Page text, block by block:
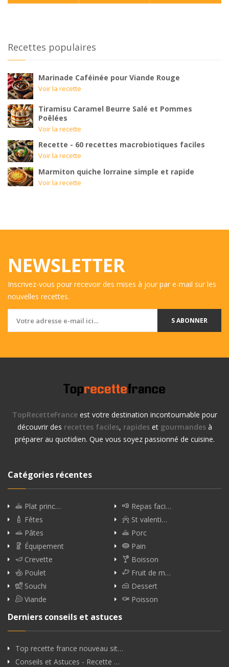
Recettes populaires
Marinade Caféinée pour Viande Rouge
Voir la recette
Tiramisu Caramel Beurre Salé et Pommes
Poêlées
Voir la recette
Recette - 60 recettes macrobiotiques faciles
Voir la recette
Marmiton quiche lorraine simple et rapide
Voir la recette
NEWSLETTER
Inscrivez-vous pour recevoir des mises à jour par e-mail sur les
nouvelles recettes.
S ABONNER
TopRecetteFranceest votre destination incontournable pour
découvrir des recettes faciles, rapideset gourmandesà
préparer au quotidien. Que vous soyez passionné de cuisine.
Catégories récentes
Plat princ…
Repas faci…
Fêtes
St valenti…
Pâtes
Porc
Équipement
Pain
Crevette
Boisson
Poulet
Fruit de m…
Souchi
Dessert
Viande
Poisson
Derniers conseils et astuces
Top recette france nouveau sit…
Conseils et Astuces - Recette …